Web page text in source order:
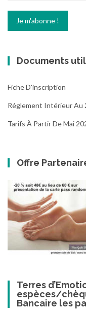
Documents
Fiche D'inscription
Réglement Intérieur Au
Tarifs À Partir De Mai
Offre
Terres
espèces/
Bancaire les